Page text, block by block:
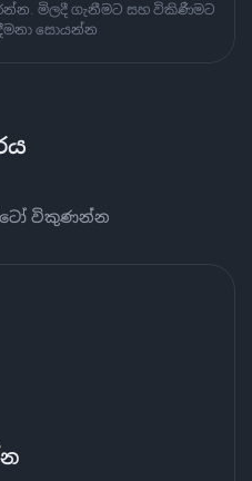
කරන්න. මිලදී ගැනීමට සහ විකිණීමට
සොයන්න
විකුණන්න